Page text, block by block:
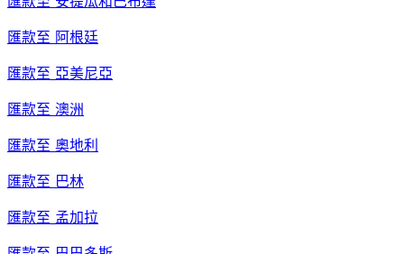
匯款至 阿根廷
匯款至 亞美尼亞
匯款至 澳洲
匯款至 奧地利
匯款至 巴林
匯款至 孟加拉